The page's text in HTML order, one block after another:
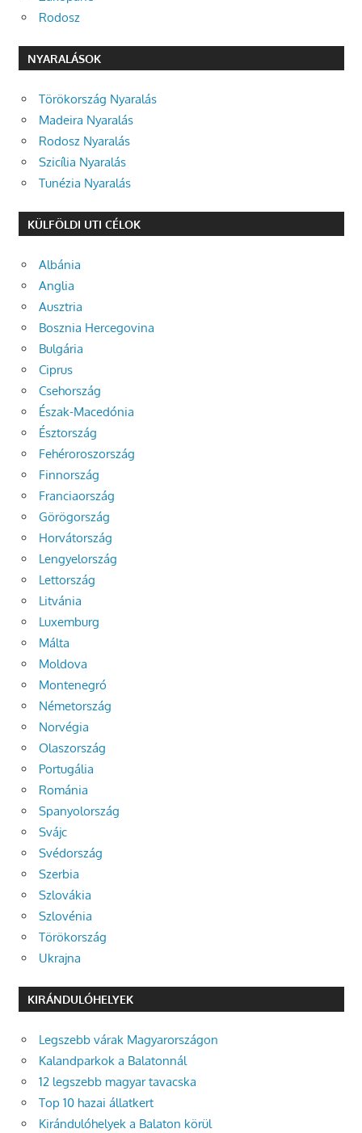
Rodosz
NYARALÁSOK
Törökország Nyaralás
Madeira Nyaralás
Rodosz Nyaralás
Szicília Nyaralás
Tunézia Nyaralás
KÜLFÖLDI UTI CÉLOK
Albánia
Anglia
Ausztria
Bosznia Hercegovina
Bulgária
Ciprus
Csehország
Észak-Macedónia
Észtország
Fehéroroszország
Finnország
Franciaország
Görögország
Horvátország
Lengyelország
Lettország
Litvánia
Luxemburg
Málta
Moldova
Montenegró
Németország
Norvégia
Olaszország
Portugália
Románia
Spanyolország
Svájc
Svédország
Szerbia
Szlovákia
Szlovénia
Törökország
Ukrajna
KIRÁNDULÓHELYEK
Legszebb várak Magyarországon
Kalandparkok a Balatonnál
12 legszebb magyar tavacska
Top 10 hazai állatkert
Kirándulóhelyek a Balaton körül